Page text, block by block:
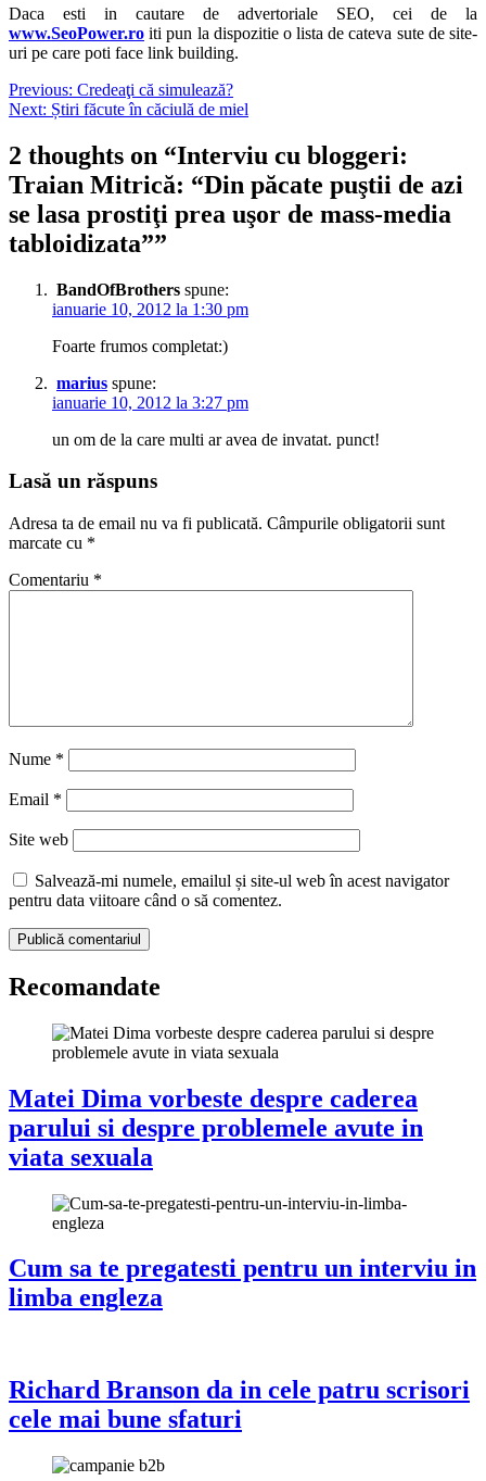
Daca esti in cautare de advertoriale SEO, cei de la
www.SeoPower.ro iti pun la dispozitie o lista de cateva sute de site-
uri pe care poti face link building.
Navigare
în
articole
Previous: Credeaţi că simulează?
Next: Știri făcute în căciulă de miel
2 thoughts on “Interviu cu bloggeri:
Traian Mitrică: “Din păcate puştii de azi
se lasa prostiţi prea uşor de mass-media
tabloidizata””
BandOfBrothers spune:
ianuarie 10, 2012 la 1:30 pm
Foarte frumos completat:)
marius spune:
ianuarie 10, 2012 la 3:27 pm
un om de la care multi ar avea de invatat. punct!
Lasă un răspuns
Adresa ta de email nu va fi publicată. Câmpurile obligatorii sunt
marcate cu *
Comentariu *
Nume *
Email *
Site web
Salvează-mi numele, emailul și site-ul web în acest navigator
pentru data viitoare când o să comentez.
Recomandate
Matei Dima vorbeste despre caderea
parului si despre problemele avute in
viata sexuala
Cum sa te pregatesti pentru un interviu in
limba engleza
Richard Branson da in cele patru scrisori
cele mai bune sfaturi